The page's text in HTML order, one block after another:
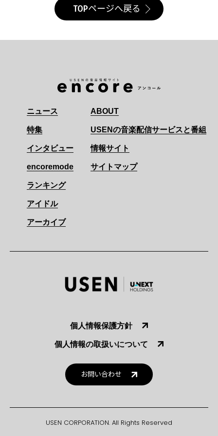
TOPページへ戻る
ニュース
特集
インタビュー
encoremode
ランキング
アイドル
アーカイブ
ABOUT
USENの音楽配信サービスと番組
情報サイト
サイトマップ
個人情報保護方針
個人情報の取扱いについて
お問い合わせ
USEN CORPORATION. All Rights Reserved